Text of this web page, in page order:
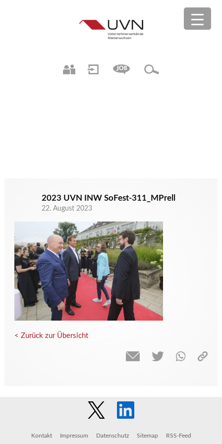
2023 UVN INW SoFest-311_MPrell
22. August 2023
< Zurück zur Übersicht
Kontakt Impressum Datenschutz Sitemap RSS-Feed